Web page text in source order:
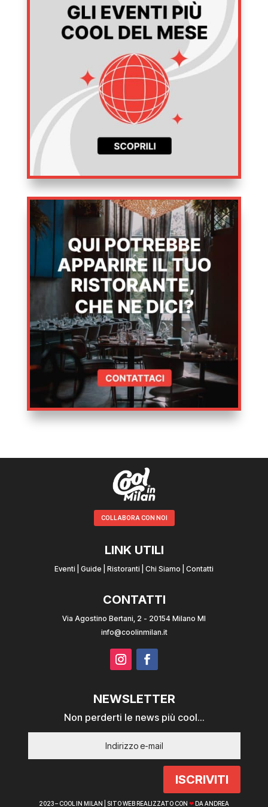
COLLABORA CON NOI
LINK UTILI
Eventi Guide Ristoranti Chi Siamo Contatti
CONTATTI
Via Agostino Bertani, 2 - 20154 Milano MI
info@coolinmilan.it
NEWSLETTER
Non perderti le news più cool...
ISCRIVITI
2023 – COOL IN MILAN | SITO WEB REALIZZATO CON ❤DA ANDREA